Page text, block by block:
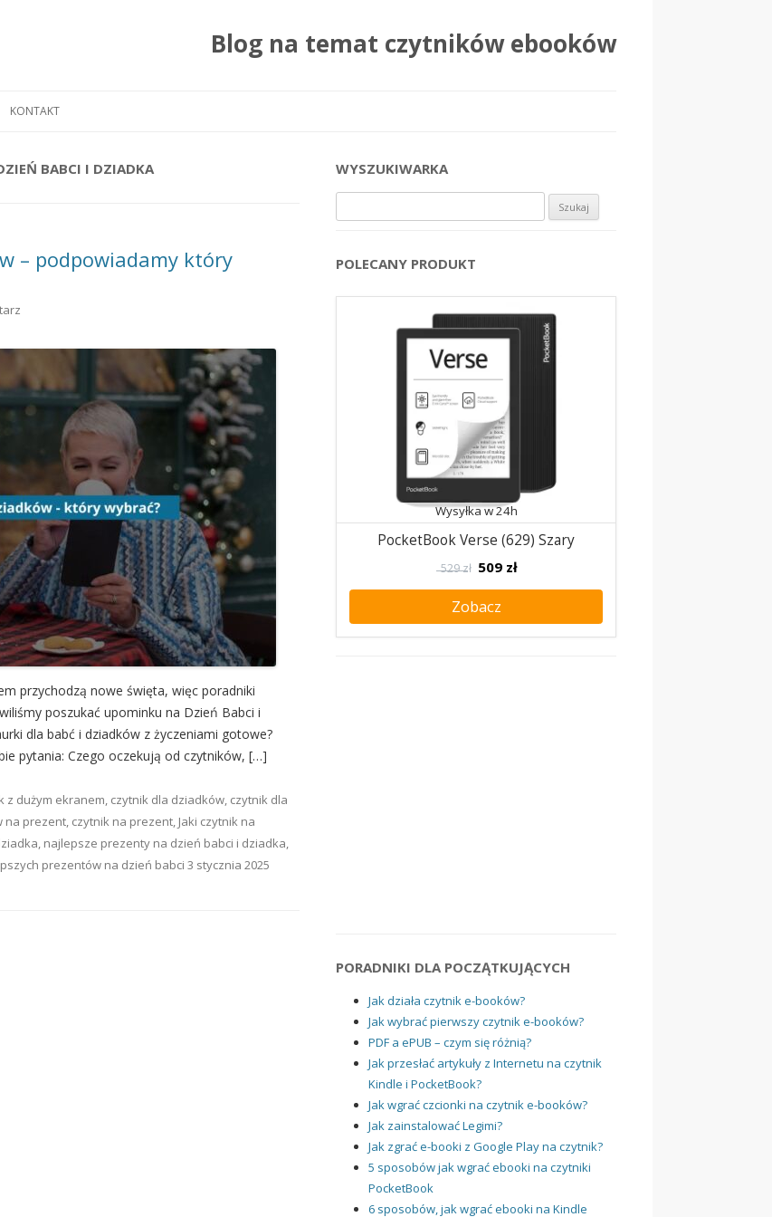
Blog na temat czytników ebooków
KONTAKT
BABCI I DZIADKA
– podpowiadamy który
przychodzą nowe święta, więc poradniki
poszukać upominku na Dzień Babci i
dla babć i dziadków z życzeniami gotowe?
pytania: Czego oczekują od czytników, […]
z dużym ekranem, czytnik dla dziadków, czytnik dla
na prezent, czytnik na prezent, Jaki czytnik na
, najlepsze prezenty na dzień babci i dziadka,
prezentów na dzień babci 3 stycznia 2025
WYSZUKIWARKA
POLECANY PRODUKT
Wysyłka w 24h
PocketBook Verse (629) Szary
529 zł 509 zł
Zobacz
PORADNIKI DLA POCZĄTKUJĄCYCH
Jak działa czytnik e-booków?
Jak wybrać pierwszy czytnik e-booków?
PDF a ePUB – czym się różnią?
Jak przesłać artykuły z Internetu na czytnik
Kindle i PocketBook?
Jak wgrać czcionki na czytnik e-booków?
Jak zainstalować Legimi?
Jak zgrać e-booki z Google Play na czytnik?
5 sposobów jak wgrać ebooki na czytniki
PocketBook
6 sposobów, jak wgrać ebooki na Kindle